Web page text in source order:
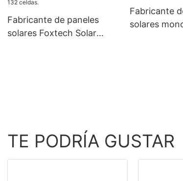
W, a precios
Fabricante de paneles
solares Foxtech Solar
Fabricante
solares
TE PODRÍA GUSTAR